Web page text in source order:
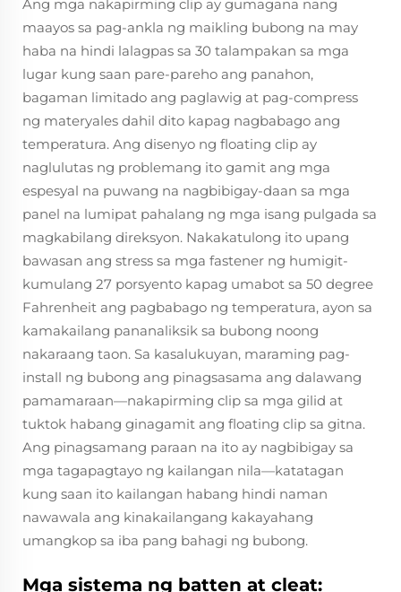
Ang mga nakapirming clip ay gumagana nang
maayos sa pag-ankla ng maikling bubong na may
haba na hindi lalagpas sa 30 talampakan sa mga
lugar kung saan pare-pareho ang panahon,
bagaman limitado ang paglawig at pag-compress
ng materyales dahil dito kapag nagbabago ang
temperatura. Ang disenyo ng floating clip ay
naglulutas ng problemang ito gamit ang mga
espesyal na puwang na nagbibigay-daan sa mga
panel na lumipat pahalang ng mga isang pulgada sa
magkabilang direksyon. Nakakatulong ito upang
bawasan ang stress sa mga fastener ng humigit-
kumulang 27 porsyento kapag umabot sa 50 degree
Fahrenheit ang pagbabago ng temperatura, ayon sa
kamakailang pananaliksik sa bubong noong
nakaraang taon. Sa kasalukuyan, maraming pag-
install ng bubong ang pinagsasama ang dalawang
pamamaraan—nakapirming clip sa mga gilid at
tuktok habang ginagamit ang floating clip sa gitna.
Ang pinagsamang paraan na ito ay nagbibigay sa
mga tagapagtayo ng kailangan nila—katatagan
kung saan ito kailangan habang hindi naman
nawawala ang kinakailangang kakayahang
umangkop sa iba pang bahagi ng bubong.
Mga sistema ng batten at cleat: